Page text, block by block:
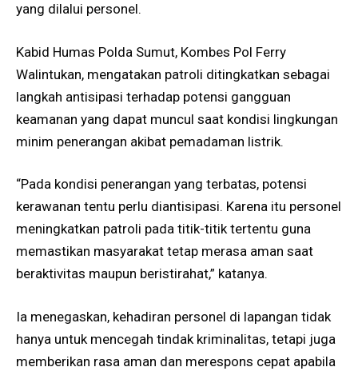
yang dilalui personel.
Kabid Humas Polda Sumut, Kombes Pol Ferry
Walintukan, mengatakan patroli ditingkatkan sebagai
langkah antisipasi terhadap potensi gangguan
keamanan yang dapat muncul saat kondisi lingkungan
minim penerangan akibat pemadaman listrik.
“Pada kondisi penerangan yang terbatas, potensi
kerawanan tentu perlu diantisipasi. Karena itu personel
meningkatkan patroli pada titik-titik tertentu guna
memastikan masyarakat tetap merasa aman saat
beraktivitas maupun beristirahat,” katanya.
Ia menegaskan, kehadiran personel di lapangan tidak
hanya untuk mencegah tindak kriminalitas, tetapi juga
memberikan rasa aman dan merespons cepat apabila